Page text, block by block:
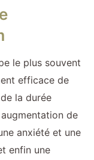
le plus souvent
efficace de
la durée
de
anxiété et une
enfin une